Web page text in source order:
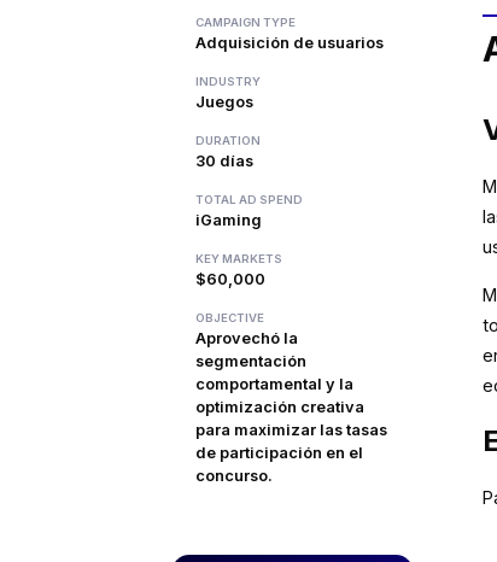
CAMPAIGN TYPE
Adquisición de usuarios
INDUSTRY
Juegos
DURATION
30 días
TOTAL AD SPEND
iGaming
KEY MARKETS
$60,000
OBJECTIVE
Aprovechó la
segmentación
comportamental y la
optimización creativa
para maximizar las tasas
de participación en el
concurso.